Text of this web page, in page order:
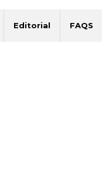
Editorial FAQS